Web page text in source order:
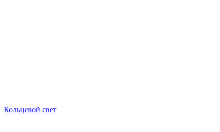
Кольцевой свет